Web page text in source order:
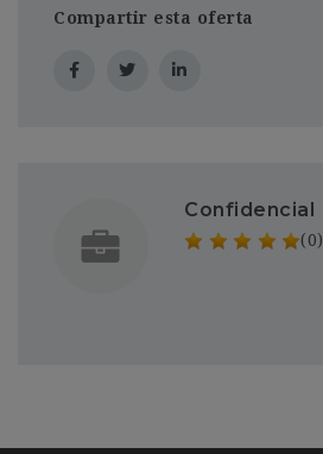
Compartir esta oferta
Confidencial
(0)